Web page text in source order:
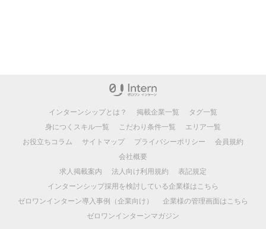
インターンシップとは？ 掲載企業一覧
タグ一覧
身につくスキル一覧
こだわり条件一覧
エリア一覧
お役立ちコラム
サイトマップ プライバシーポリシー
会員規約
会社概要
求人掲載案内
法人向け利用規約
表記規定
インターンシップ採用を検討している企業様はこちら
ゼロワンインターン導入事例（企業向け）
企業様の管理画面はこちら
ゼロワンインターンマガジン